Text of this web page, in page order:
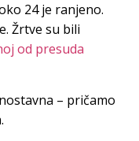
24 je ranjeno.
Žrtve su bili
od presuda
– pričamo